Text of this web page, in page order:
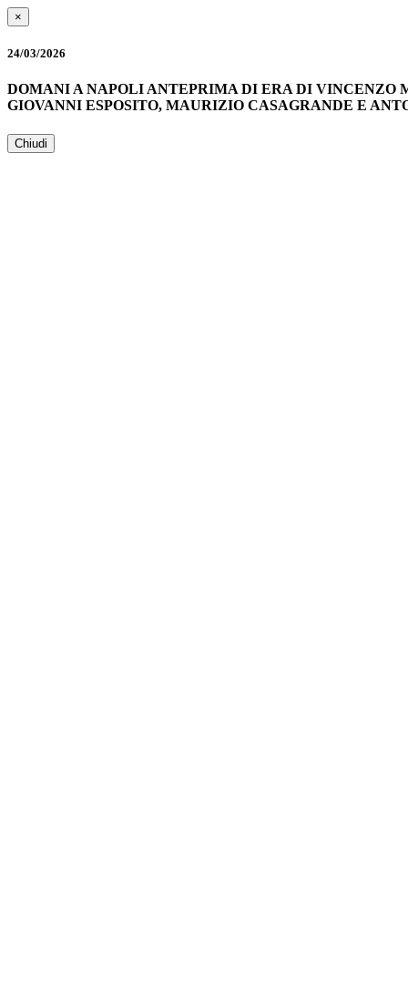
×
24/03/2026
DOMANI A NAPOLI ANTEPRIMA DI ERA DI
GIOVANNI ESPOSITO, MAURIZIO CASAGRANDE E
Chiudi